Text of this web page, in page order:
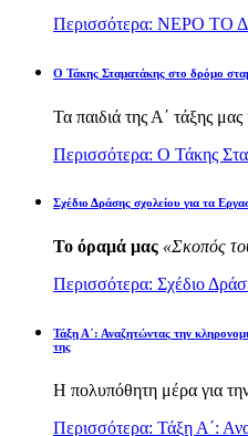
Περισσότερα: ΝΕΡΟ
Ο Τάκης Σταματάκης στο δρόμο
Τα παιδιά της Α΄ τάξης
Περισσότερα: Ο Τάκης
Σχέδιο Δράσης σχολείου για τα
Το όραμά μας «Σκοπός
Περισσότερα: Σχέδιο
Τάξη Α΄: Αναζητώντας την
της
Η πολυπόθητη μέρα για
Περισσότερα: Τάξη Α΄: